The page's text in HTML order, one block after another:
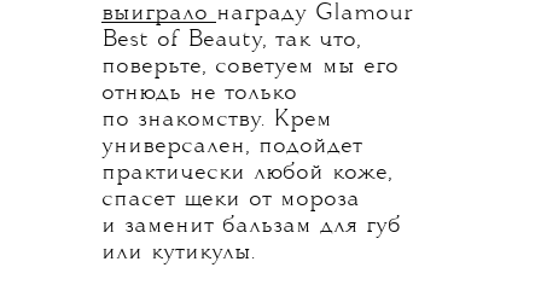
выиграло награду Glamour
Best of Beauty, так что,
поверьте, советуем мы его
отнюдь не только
по знакомству. Крем
универсален, подойдет
практически любой коже,
спасет щеки от мороза
и заменит бальзам для губ
или кутикулы.